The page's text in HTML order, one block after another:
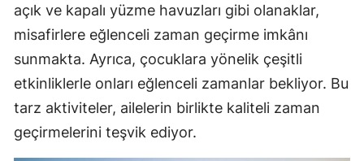
açık ve kapalı yüzme havuzları gibi olanaklar,
misafirlere eğlenceli zaman geçirme imkânı
sunmakta. Ayrıca, çocuklara yönelik çeşitli
etkinliklerle onları eğlenceli zamanlar bekliyor. Bu
tarz aktiviteler, ailelerin birlikte kaliteli zaman
geçirmelerini teşvik ediyor.